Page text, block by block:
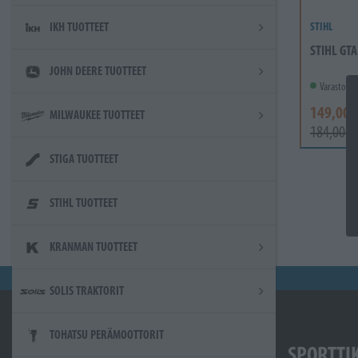
IKH TUOTTEET
JOHN DEERE TUOTTEET
MILWAUKEE TUOTTEET
STIGA TUOTTEET
STIHL TUOTTEET
KRANMAN TUOTTEET
SOLIS TRAKTORIT
TOHATSU PERÄMOOTTORIT
STIHL
STIHL
Varastossa
149,00 €
184,00 €